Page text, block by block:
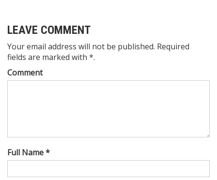
LEAVE COMMENT
Your email address will not be published. Required
fields are marked with *.
Comment
Full Name *